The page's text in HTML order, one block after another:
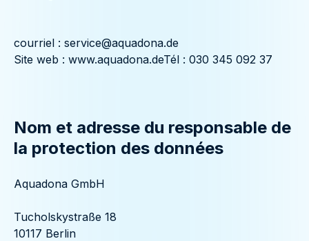
courriel : service@aquadona.de
Site web : www.aquadona.deTél : 030 345 092 37
Nom et adresse du responsable de
la protection des données
Aquadona GmbH
Tucholskystraße 18
10117 Berlin